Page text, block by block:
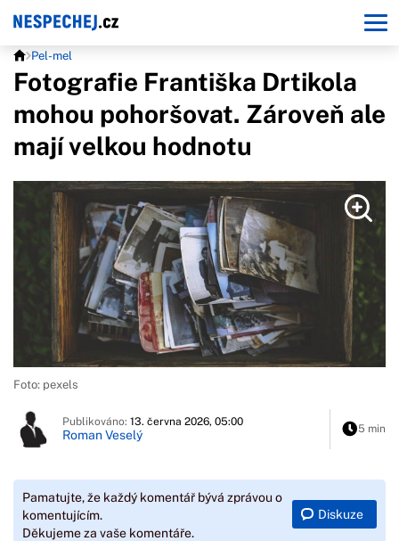
Pel-mel
Fotografie Františka Drtikola
mohou pohoršovat. Zároveň ale
mají velkou hodnotu
Foto: pexels
Publikováno: 13. června 2026, 05:00
Roman Veselý 5 min
Pamatujte, že každý komentář bývá zprávou o
komentujícím.
Děkujeme za vaše komentáře.
Diskuze